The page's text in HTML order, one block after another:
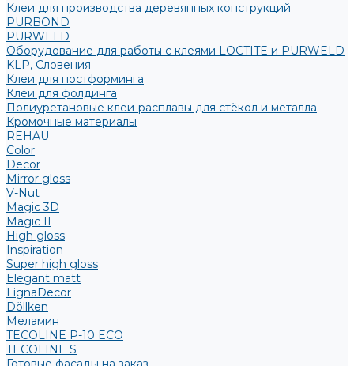
Клеи для производства деревянных конструкций
PURBOND
PURWELD
Оборудование для работы с клеями LOCTITE и PURWELD
KLP, Словения
Клеи для постформинга
Клеи для фолдинга
Полиуретановые клеи-расплавы для стёкол и металла
Кромочные материалы
REHAU
Color
Decor
Mirror gloss
V-Nut
Magic 3D
Magic II
High gloss
Inspiration
Super high gloss
Elegant matt
LignaDecor
Döllken
Меламин
TECOLINE P-10 ECO
TECOLINE S